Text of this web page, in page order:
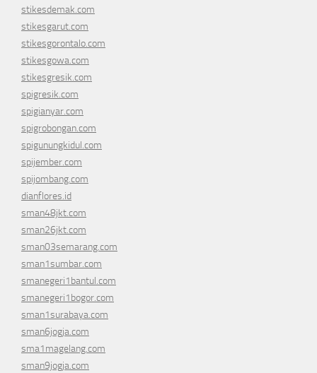
stikesdemak.com
stikesgarut.com
stikesgorontalo.com
stikesgowa.com
stikesgresik.com
spigresik.com
spigianyar.com
spigrobongan.com
spigunungkidul.com
spijember.com
spijombang.com
dianflores.id
sman48jkt.com
sman26jkt.com
sman03semarang.com
sman1sumbar.com
smanegeri1bantul.com
smanegeri1bogor.com
sman1surabaya.com
sman6jogja.com
sma1magelang.com
sman9jogja.com